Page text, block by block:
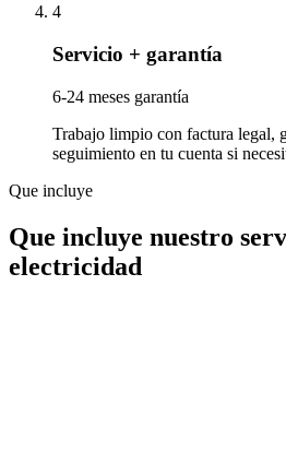
4
Servicio + garantía
6-24 meses garantía
Trabajo limpio con factura legal,
seguimiento en tu cuenta si
Que incluye
Que incluye nuestro
electricidad